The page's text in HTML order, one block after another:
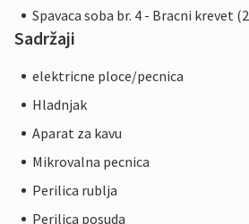
Spavaca soba br. 4 - Bracni krevet
Sadržaji
elektricne ploce/pecnica
Hladnjak
Aparat za kavu
Mikrovalna pecnica
Perilica rublja
Perilica posuda